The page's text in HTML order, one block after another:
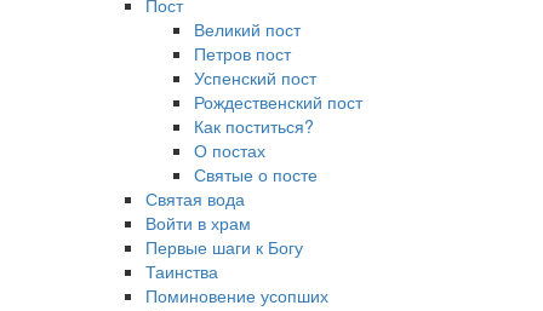
Пост
Великий пост
Петров пост
Успенский пост
Рождественский пост
Как поститься?
О постах
Святые о посте
Святая вода
Войти в храм
Первые шаги к Богу
Таинства
Поминовение усопших